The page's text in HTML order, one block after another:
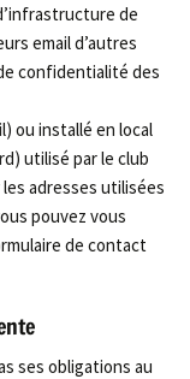
de
email d’autres
confidentialité des
ou installé en local
utilisé par le club
adresses utilisées
pouvez vous
de contact
ses obligations au